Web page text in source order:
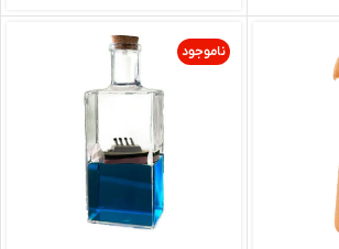
ناموجود